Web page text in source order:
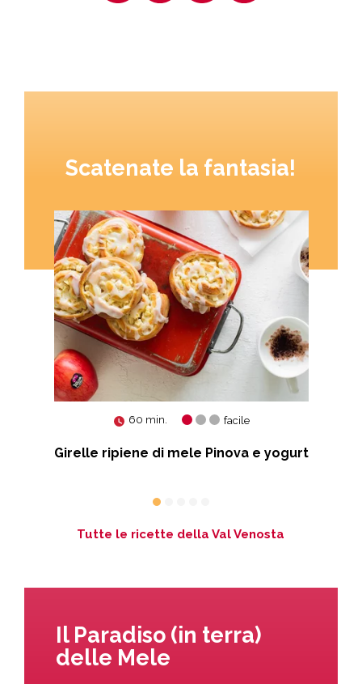
Scatenate la fantasia!
60 min. facile
Girelle ripiene di mele Pinova e yogurt
Tutte le ricette della Val Venosta
Il Paradiso (in terra)
delle Mele